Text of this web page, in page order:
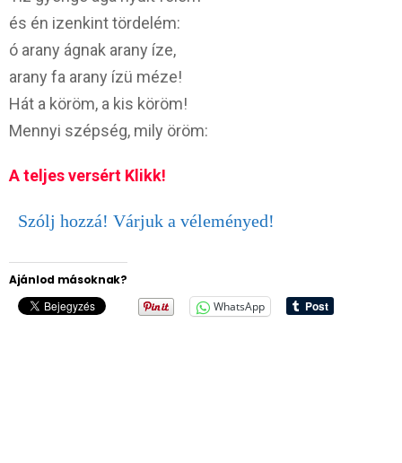
és én izenkint tördelém:
ó arany ágnak arany íze,
arany fa arany ízü méze!
Hát a köröm, a kis köröm!
Mennyi szépség, mily öröm:
A teljes versért Klikk!
Szólj hozzá! Várjuk a véleményed!
Ajánlod másoknak?
WhatsApp